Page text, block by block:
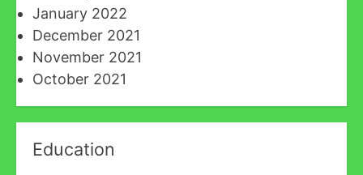
January 2022
December 2021
November 2021
October 2021
Education